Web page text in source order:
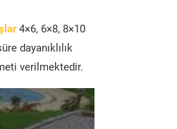
4×6, 6×8, 8×10
dayanıklılık
verilmektedir.